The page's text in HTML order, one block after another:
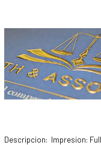
Descripcion: Impresion: